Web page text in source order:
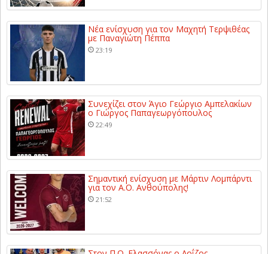
Νέα ενίσχυση για τον Μαχητή Τερψιθέας
με Παναγιώτη Πέππα
23:19
Συνεχίζει στον Άγιο Γεώργιο Αμπελακίων
ο Γιώργος Παπαγεωργόπουλος
22:49
Σημαντική ενίσχυση με Μάρτιν Λομπάρντι
για τον Α.Ο. Ανθούπολης!
21:52